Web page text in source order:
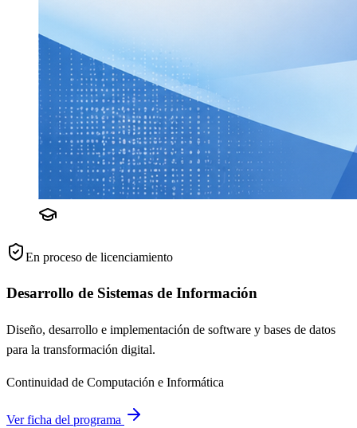
En proceso de licenciamiento
Desarrollo de Sistemas de Información
Diseño, desarrollo e implementación de software y bases de datos
para la transformación digital.
Continuidad de Computación e Informática
Ver ficha del programa